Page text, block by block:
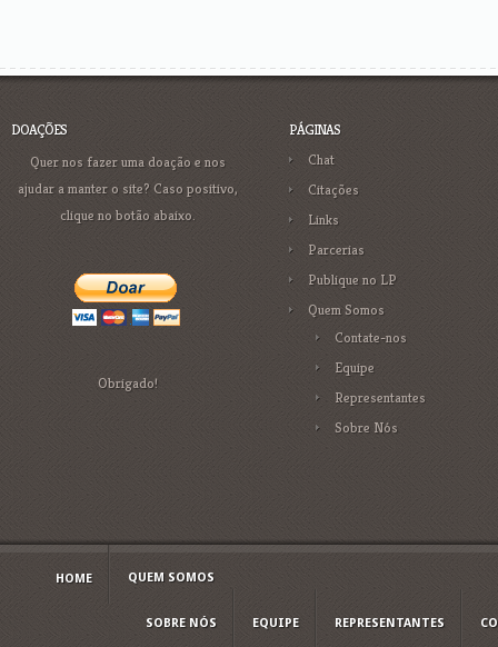
DOAÇÕES
Quer nos fazer uma doação e nos
ajudar a manter o site? Caso positivo,
clique no botão abaixo.
Obrigado!
PÁGINAS
Chat
Citações
Links
Parcerias
Publique no LP
Quem Somos
Contate-nos
Equipe
Representantes
Sobre Nós
HOME QUEM SOMOS
SOBRE NÓS EQUIPE REPRESENTANTES